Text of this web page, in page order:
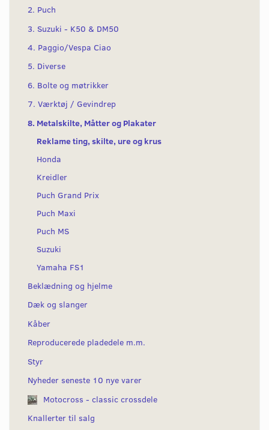
2. Puch
3. Suzuki - K50 & DM50
4. Paggio/Vespa Ciao
5. Diverse
6. Bolte og møtrikker
7. Værktøj / Gevindrep
8. Metalskilte, Måtter og Plakater
Reklame ting, skilte, ure og krus
Honda
Kreidler
Puch Grand Prix
Puch Maxi
Puch MS
Suzuki
Yamaha FS1
Beklædning og hjelme
Dæk og slanger
Kåber
Reproducerede pladedele m.m.
Styr
Nyheder seneste 10 nye varer
Motocross - classic crossdele
Knallerter til salg